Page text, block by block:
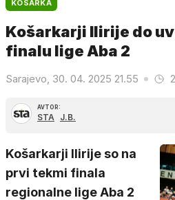
KOŠARKA
Košarkarji Ilirije do
finalu lige Aba 2
Sarajevo, 30. 04. 2025 21.55
AVTOR:
STA J.B.
Košarkarji Ilirije so na
prvi tekmi finala
regionalne lige Aba 2